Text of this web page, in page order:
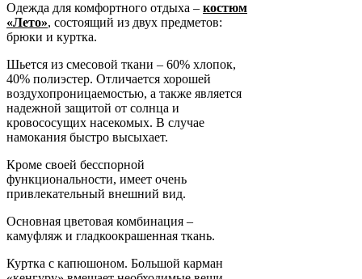
Одежда для комфортного отдыха – костюм
«Лето», состоящий из двух предметов:
брюки и куртка.
Шьется из смесовой ткани – 60% хлопок,
40% полиэстер. Отличается хорошей
воздухопроницаемостью, а также является
надежной защитой от солнца и
кровососущих насекомых. В случае
намокания быстро высыхает.
Кроме своей бесспорной
функциональности, имеет очень
привлекательный внешний вид.
Основная цветовая комбинация –
камуфляж и гладкоокрашенная ткань.
Куртка с капюшоном. Большой карман